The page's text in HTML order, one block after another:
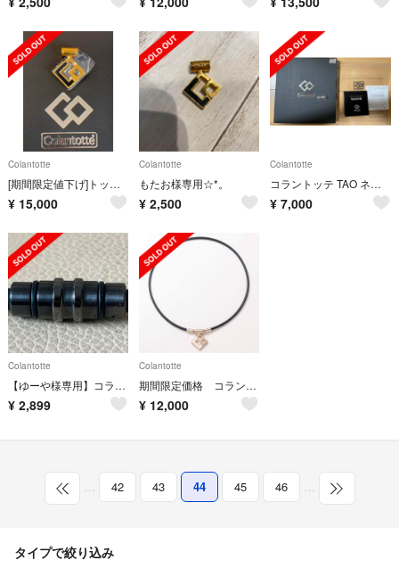
Colantotte
[期間限定値下げ]トップのみ コラントッテ AURA(アウラ)未使用品
¥ 15,000
Colantotte
もたお様専用☆*。
¥ 2,500
Colantotte
コラントッテ TAO ネックレス 期間限定お値下げ
¥ 7,000
Colantotte
【ゆーや様専用】コラントッテ
¥ 2,899
Colantotte
期間限定価格 コラントッテ TAO ネックレス スリム AURA mi
¥ 12,000
… 42 43 44 45 46 …
タイプで絞り込み